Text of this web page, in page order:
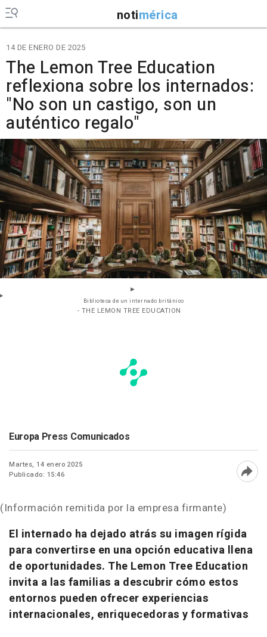
notimérica
14 DE ENERO DE 2025
The Lemon Tree Education
reflexiona sobre los internados:
"No son un castigo, son un
auténtico regalo"
Biblioteca de un internado británico
- THE LEMON TREE EDUCATION
Europa Press Comunicados
Martes, 14 enero 2025
Publicado: 15:46
(Información remitida por la empresa firmante)
El internado ha dejado atrás su imagen rígida
para convertirse en una opción educativa llena
de oportunidades. The Lemon Tree Education
invita a las familias a descubrir cómo estos
entornos pueden ofrecer experiencias
internacionales, enriquecedoras y formativas